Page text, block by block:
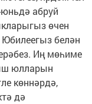
абруй
өчен
белән
Иң мөһиме
юлларын
көннәрдә,
дә